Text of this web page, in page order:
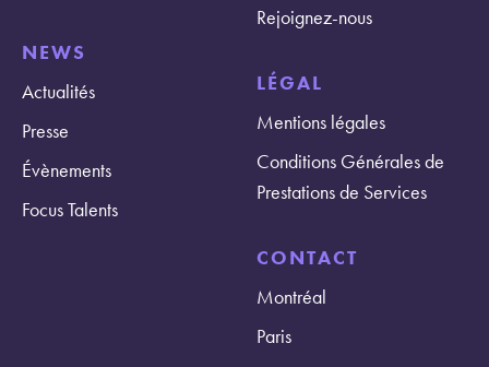
NEWS
Actualités
Presse
Évènements
Focus Talents
Rejoignez-nous
LÉGAL
Mentions légales
Conditions Générales de
Prestations de Services
CONTACT
Montréal
Paris